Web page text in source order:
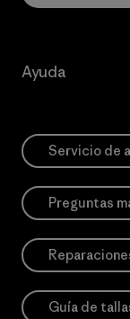
Ayuda
Servicio de
Preguntas
Guía de